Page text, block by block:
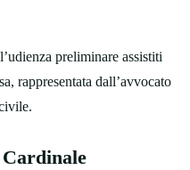
preliminare assistiti
rappresentata dall’avvocato